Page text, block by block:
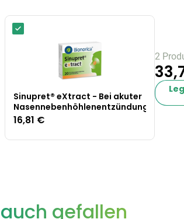
Sinupret® eXtract - Bei akuter
Nasennebenhöhlenentzündung
16,81 €
2
auch gefallen